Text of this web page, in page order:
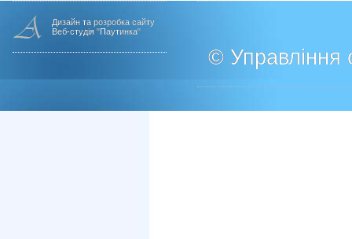
Дизайн та розробка сайту
Веб-студія "Паутинка"
© Управління